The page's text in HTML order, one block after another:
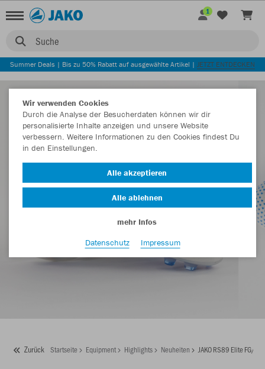
Suche
1
Summer Deals | Bis zu 50% Rabatt auf ausgewählte Artikel | JETZT ENTDECKEN
Zurück Startseite Equipment Highlights Neuheiten JAKO RS89 Elite FG/AG
Wir verwenden Cookies
Durch die Analyse der Besucherdaten können wir dir
personalisierte Inhalte anzeigen und unsere Website
verbessern. Weitere Informationen zu den Cookies findest Du
in den Einstellungen.
Alle akzeptieren
Alle ablehnen
mehr Infos
Datenschutz
Impressum